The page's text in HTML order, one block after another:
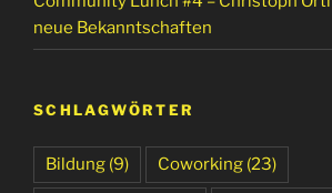
neue Bekanntschaften
SCHLAGWÖRTER
Bildung (9) Coworking (23)